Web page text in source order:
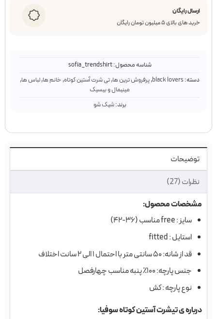
ارسال رایگان
خرید های بالای ۵ میلیون تومان رایگان
شناسه محصول:sofia_trendshirt
دسته: black lovers
,پرفروش ترین ها,تی شرت آستین کوتاه, خانم ها,لباس ها,
مینیمال و بیسیک
برند:شیک شو
توضیحات
نظرات (27)
مشخصات محصول:
سایز : free مناسب (۳۶-۴۲)
استایل : fitted
قد از شانه: ۵۰ سانتی متر با احتمال ۱ الی ۲ سانت اختلاف
جنس پارچه: ۱۰۰٪ پنبه مناسب چهارفصل
نوع پارچه : کش
درباره ی تیشرت آستین کوتاه سوفیا: